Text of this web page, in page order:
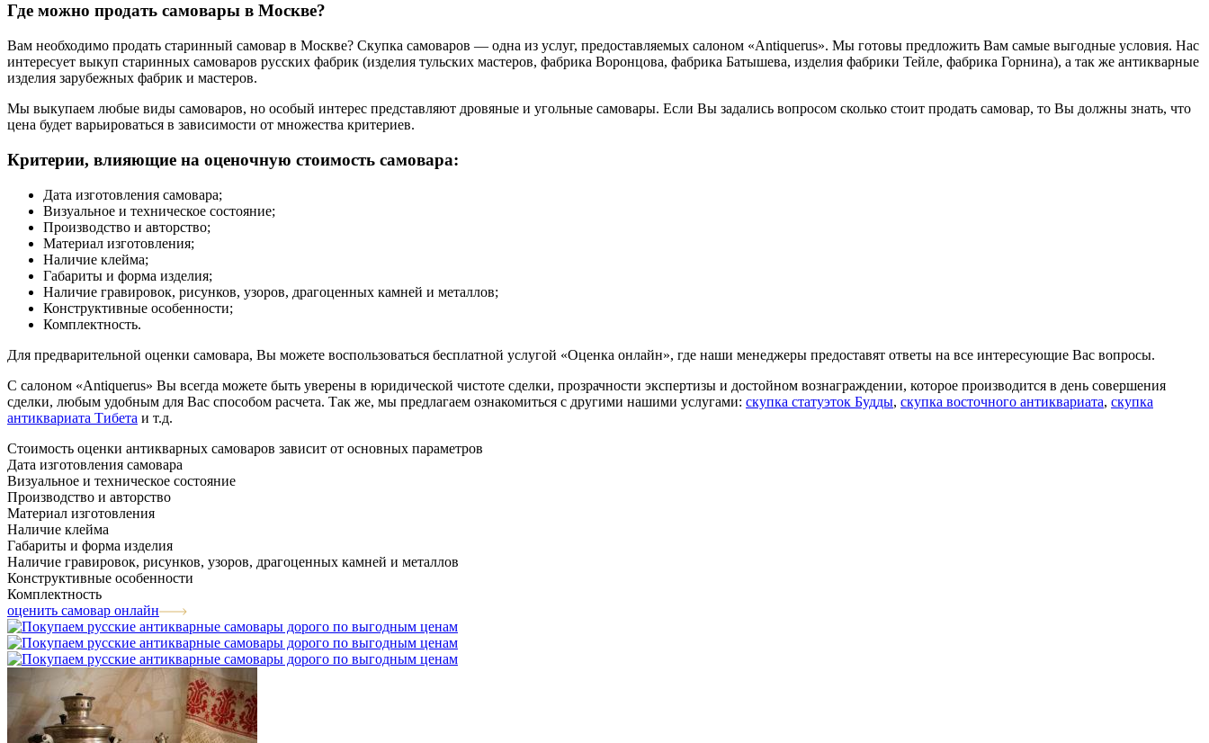
Где можно продать самовары в Москве?
Вам необходимо продать старинный самовар в Москве? Скупка самоваров — одна из услуг, предоставляемых салоном «Antiquerus». Мы готовы предложить Вам самые выгодные условия. Нас
интересует выкуп старинных самоваров русских фабрик (изделия тульских мастеров, фабрика Воронцова, фабрика Батышева, изделия фабрики Тейле, фабрика Горнина), а так же антикварные
изделия зарубежных фабрик и мастеров.
Мы выкупаем любые виды самоваров, но особый интерес представляют дровяные и угольные самовары. Если Вы задались вопросом сколько стоит продать самовар, то Вы должны знать, что
цена будет варьироваться в зависимости от множества критериев.
Критерии, влияющие на оценочную стоимость самовара:
Дата изготовления самовара;
Визуальное и техническое состояние;
Производство и авторство;
Материал изготовления;
Наличие клейма;
Габариты и форма изделия;
Наличие гравировок, рисунков, узоров, драгоценных камней и металлов;
Конструктивные особенности;
Комплектность.
Для предварительной оценки самовара, Вы можете воспользоваться бесплатной услугой «Оценка онлайн», где наши менеджеры предоставят ответы на все интересующие Вас вопросы.
С салоном «Antiquerus» Вы всегда можете быть уверены в юридической чистоте сделки, прозрачности экспертизы и достойном вознаграждении, которое производится в день совершения
сделки, любым удобным для Вас способом расчета. Так же, мы предлагаем ознакомиться с другими нашими услугами: скупка статуэток Будды, скупка восточного антиквариата, скупка
антиквариата Тибета и т.д.
Стоимость оценки антикварных самоваров зависит от основных параметров
Дата изготовления самовара
Визуальное и техническое состояние
Производство и авторство
Материал изготовления
Наличие клейма
Габариты и форма изделия
Наличие гравировок, рисунков, узоров, драгоценных камней и металлов
Конструктивные особенности
Комплектность
оценить самовар онлайн